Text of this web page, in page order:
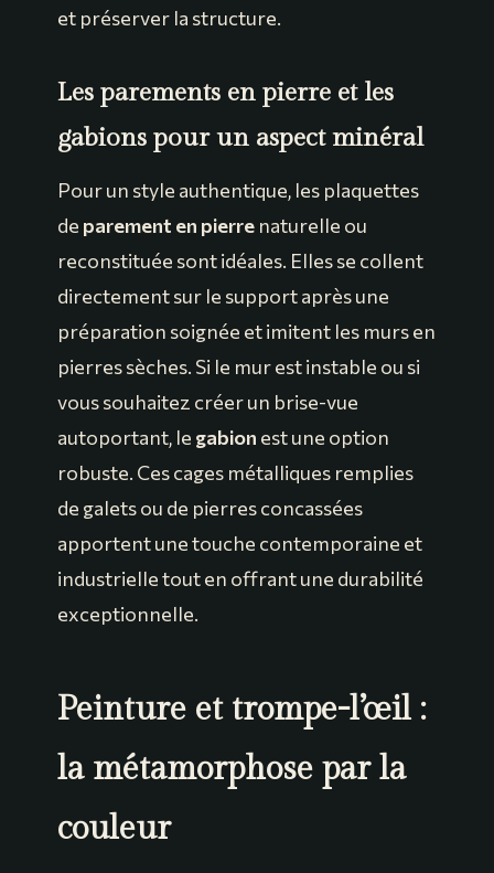
et préserver la structure.
Les parements en pierre et les
gabions pour un aspect minéral
Pour un style authentique, les plaquettes
de parement en pierre naturelle ou
reconstituée sont idéales. Elles se collent
directement sur le support après une
préparation soignée et imitent les murs en
pierres sèches. Si le mur est instable ou si
vous souhaitez créer un brise-vue
autoportant, le gabion est une option
robuste. Ces cages métalliques remplies
de galets ou de pierres concassées
apportent une touche contemporaine et
industrielle tout en offrant une durabilité
exceptionnelle.
Peinture et trompe-l’œil :
la métamorphose par la
couleur